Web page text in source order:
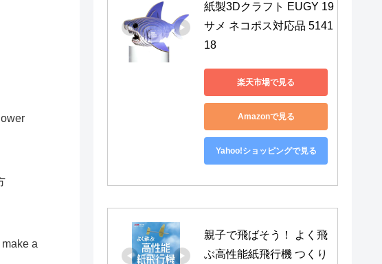
a
紙製3Dクラフト EUGY 19
サメ ネコポス対応品 5141
18
楽天市場で見る
Amazonで見る
Yahoo!ショッピングで見る
親子で飛ばそう！ よく飛
ぶ高性能紙飛行機 つくり